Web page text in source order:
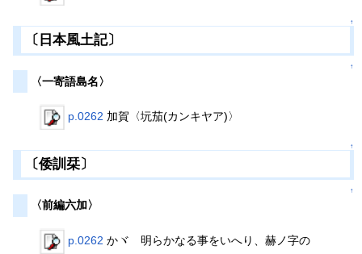
↑
〔日本風土記〕
↑
〈一寄語島名〉
p.0262 加賀〈坃茄(カンキヤア)〉
↑
〔倭訓栞〕
↑
〈前編六加〉
p.0262 かヾ 明らかなる事をいへり、赫ノ字の